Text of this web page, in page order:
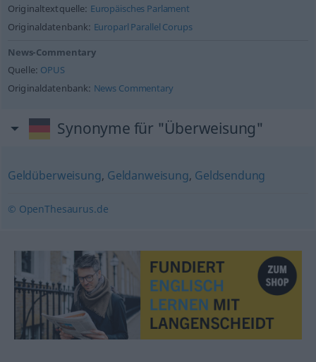
Originaltextquelle: Europäisches Parlament
Originaldatenbank: Europarl Parallel Corups
News-Commentary
Quelle: OPUS
Originaldatenbank: News Commentary
Synonyme für "Überweisung"
Geldüberweisung, Geldanweisung, Geldsendung
© OpenThesaurus.de